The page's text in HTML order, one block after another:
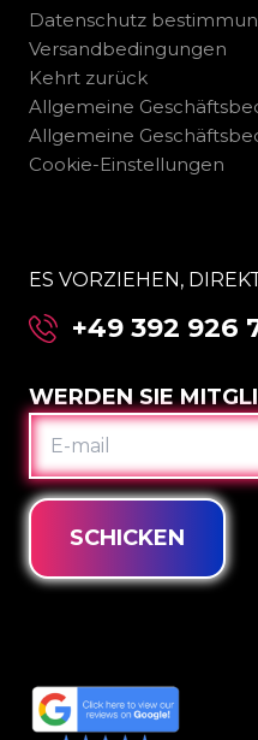
Datenschutz
Versandbedingungen
Kehrt zurück
Allgemeine
Allgemeine
Cookie-Einstellungen
ES VORZIEHEN,
+49 392 926
WERDEN SIE
E-
MAIL
SCHICKEN